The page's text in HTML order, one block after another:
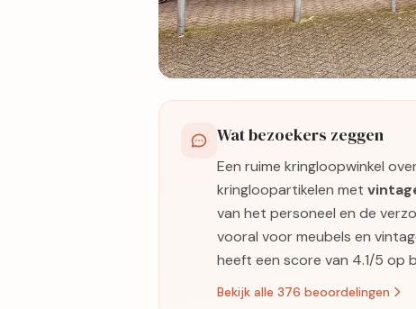
Bekijk kaart
Wat bezoekers zeggen
Een ruime kringloopwinkel
kringloopartikelen met
van het personeel en de
vooral voor meubels en
heeft een score van 4.1/5 op
Bekijk alle 376 beoordelingen